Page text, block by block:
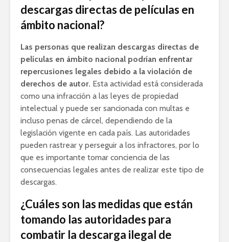
descargas directas de películas en
ámbito nacional?
Las personas que realizan descargas directas de
películas en ámbito nacional podrían enfrentar
repercusiones legales debido a la violación de
derechos de autor. Esta actividad está considerada
como una infracción a las leyes de propiedad
intelectual y puede ser sancionada con multas e
incluso penas de cárcel, dependiendo de la
legislación vigente en cada país. Las autoridades
pueden rastrear y perseguir a los infractores, por lo
que es importante tomar conciencia de las
consecuencias legales antes de realizar este tipo de
descargas.
¿Cuáles son las medidas que están
tomando las autoridades para
combatir la descarga ilegal de